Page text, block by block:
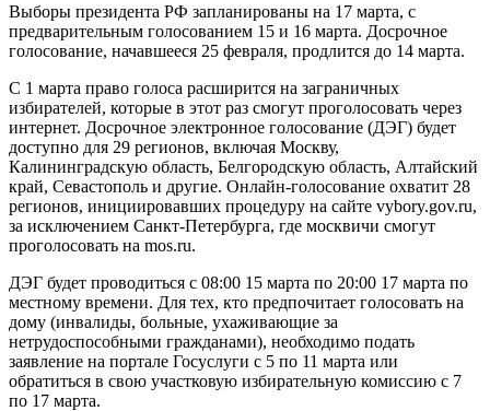
Выборы президента РФ запланированы на 17 марта, с
предварительным голосованием 15 и 16 марта. Досрочное
голосование, начавшееся 25 февраля, продлится до 14 марта.
С 1 марта право голоса расширится на заграничных
избирателей, которые в этот раз смогут проголосовать через
интернет. Досрочное электронное голосование (ДЭГ) будет
доступно для 29 регионов, включая Москву,
Калининградскую область, Белгородскую область, Алтайский
край, Севастополь и другие. Онлайн-голосование охватит 28
регионов, инициировавших процедуру на сайте vybory.gov.ru,
за исключением Санкт-Петербурга, где москвичи смогут
проголосовать на mos.ru.
ДЭГ будет проводиться с 08:00 15 марта по 20:00 17 марта по
местному времени. Для тех, кто предпочитает голосовать на
дому (инвалиды, больные, ухаживающие за
нетрудоспособными гражданами), необходимо подать
заявление на портале Госуслуги с 5 по 11 марта или
обратиться в свою участковую избирательную комиссию с 7
по 17 марта.